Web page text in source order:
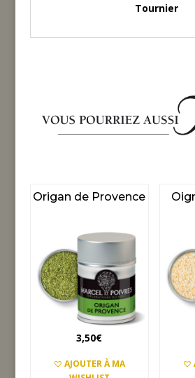
Tournier
AJOUTER À MA
Origan de Provence
3,50€